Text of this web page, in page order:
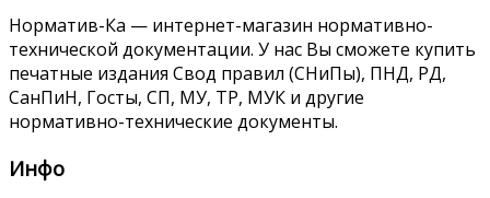
Норматив-Ка — интернет-магазин нормативно-
технической документации. У нас Вы сможете купить
печатные издания Свод правил (СНиПы), ПНД, РД,
СанПиН, Госты, СП, МУ, ТР, МУК и другие
нормативно-технические документы.
Инфо